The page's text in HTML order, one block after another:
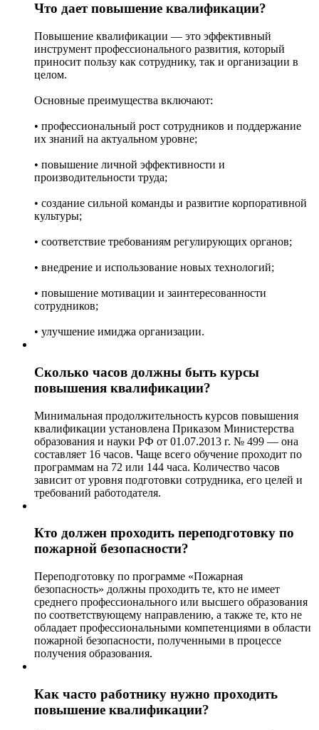
Что дает повышение квалификации?
Повышение квалификации — это эффективный
инструмент профессионального развития, который
приносит пользу как сотруднику, так и организации в
целом.
Основные преимущества включают:
• профессиональный рост сотрудников и поддержание
их знаний на актуальном уровне;
• повышение личной эффективности и
производительности труда;
• создание сильной команды и развитие корпоративной
культуры;
• соответствие требованиям регулирующих органов;
• внедрение и использование новых технологий;
• повышение мотивации и заинтересованности
сотрудников;
• улучшение имиджа организации.
Сколько часов должны быть курсы
повышения квалификации?
Минимальная продолжительность курсов повышения
квалификации установлена Приказом Министерства
образования и науки РФ от 01.07.2013 г. № 499 — она
составляет 16 часов. Чаще всего обучение проходит по
программам на 72 или 144 часа. Количество часов
зависит от уровня подготовки сотрудника, его целей и
требований работодателя.
Кто должен проходить переподготовку по
пожарной безопасности?
Переподготовку по программе «Пожарная
безопасность» должны проходить те, кто не имеет
среднего профессионального или высшего образования
по соответствующему направлению, а также те, кто не
обладает профессиональными компетенциями в области
пожарной безопасности, полученными в процессе
получения образования.
Как часто работнику нужно проходить
повышение квалификации?